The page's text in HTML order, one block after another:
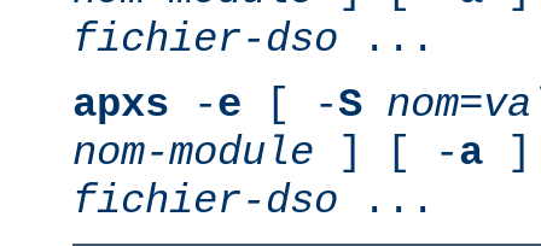
fichier-dso ...
apxs -e [ -S nom=
nom-module ] [ -a ]
fichier-dso ...